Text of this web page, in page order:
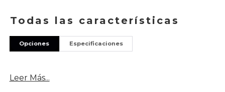
Todas las características
Opciones Especificaciones
Leer Más...